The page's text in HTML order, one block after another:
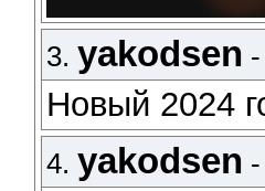
3.yakodsen
Новый 2024
4.yakodsen